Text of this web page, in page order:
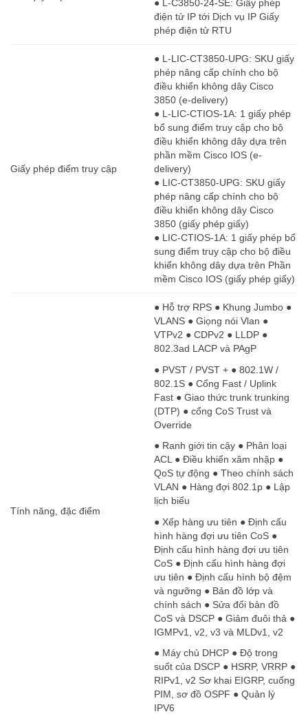
● L-C3850-24-SE: Giấy phép
điện tử IP tới Dịch vụ IP Giấy
phép điện tử RTU
Giấy phép điểm truy cập
● L-LIC-CT3850-UPG: SKU giấy
phép nâng cấp chính cho bộ
điều khiển không dây Cisco
3850 (e-delivery)
● L-LIC-CTIOS-1A: 1 giấy phép
bổ sung điểm truy cập cho bộ
điều khiển không dây dựa trên
phần mềm Cisco IOS (e-
delivery)
● LIC-CT3850-UPG: SKU giấy
phép nâng cấp chính cho bộ
điều khiển không dây Cisco
3850 (giấy phép giấy)
● LIC-CTIOS-1A: 1 giấy phép bổ
sung điểm truy cập cho bộ điều
khiển không dây dựa trên Phần
mềm Cisco IOS (giấy phép giấy)
Tính năng, đặc điểm
● Hỗ trợ RPS ● Khung Jumbo ●
VLANS ● Giọng nói Vlan ●
VTPv2 ● CDPv2 ● LLDP ●
802.3ad LACP và PAgP
● PVST / PVST + ● 802.1W /
802.1S ● Cổng Fast / Uplink
Fast ● Giao thức trunk trunking
(DTP) ● cổng CoS Trust và
Override
● Ranh giới tin cậy ● Phân loại
ACL ● Điều khiển xâm nhập ●
QoS tự động ● Theo chính sách
VLAN ● Hàng đợi 802.1p ● Lập
lịch biểu
● Xếp hàng ưu tiên ● Định cấu
hình hàng đợi ưu tiên CoS ●
Định cấu hình hàng đợi ưu tiên
CoS ● Định cấu hình hàng đợi
ưu tiên ● Định cấu hình bộ đệm
và ngưỡng ● Bản đồ lớp và
chính sách ● Sửa đổi bản đồ
CoS và DSCP ● Giảm đuôi thả ●
IGMPv1, v2, v3 và MLDv1, v2
● Máy chủ DHCP ● Độ trong
suốt của DSCP ● HSRP, VRRP ●
RIPv1, v2 Sơ khai EIGRP, cuống
PIM, sơ đồ OSPF ● Quản lý
IPV6